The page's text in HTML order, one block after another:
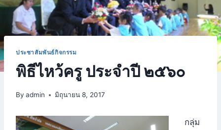
ประชาสัมพันธ์กิจกรรม
พิธีไหว้ครู ประจำปี ๒๕๖๐
By admin มิถุนายน 8, 2017
กลุ่ม